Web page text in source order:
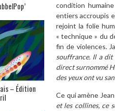
condition
entiers accroupis
rejoint la folie
« technique » du
fin de violences.
souffrance. Il a dit
direct surnommé
des yeux ont vu
Ce qui amène
et les collines, ce
– Édition